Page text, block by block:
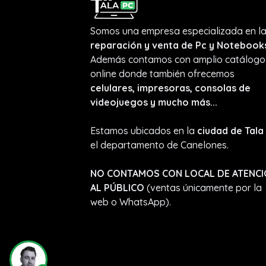
Somos una empresa especializada en la
reparación y venta de Pc y
Además contamos con amplio catálogo
online donde también ofrecemos
celulares, impresoras, consolas de
videojuegos y mucho más...
Estamos ubicados en la ciudad de Tala
el departamento de Canelones.
NO CONTAMOS CON LOCAL DE
AL PÚBLICO (ventas únicamente por la
web o WhatsApp).